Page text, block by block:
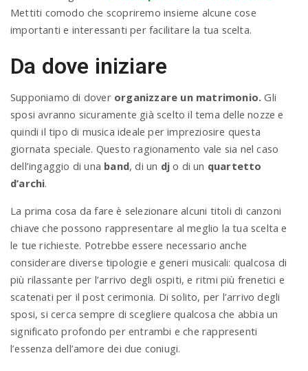
Mettiti comodo che scopriremo insieme alcune cose
importanti e interessanti per facilitare la tua scelta.
Da dove iniziare
Supponiamo di dover organizzare un matrimonio.Gli
sposi avranno sicuramente già scelto il tema delle nozze e
quindi il tipo di musica ideale per impreziosire questa
giornata speciale. Questo ragionamento vale sia nel caso
dell’ingaggio di una band, di un dj o di un quartetto
d’archi.
La prima cosa da fare è selezionare alcuni titoli di canzoni
chiave che possono rappresentare al meglio la tua scelta e
le tue richieste. Potrebbe essere necessario anche
considerare diverse tipologie e generi musicali: qualcosa di
più rilassante per l’arrivo degli ospiti, e ritmi più frenetici e
scatenati per il post cerimonia. Di solito, per l’arrivo degli
sposi, si cerca sempre di scegliere qualcosa che abbia un
significato profondo per entrambi e che rappresenti
l’essenza dell’amore dei due coniugi.